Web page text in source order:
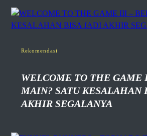
Rekomendasi
WELCOME TO THE
MAIN? SATU KESALAHAN
AKHIR SEGALANYA